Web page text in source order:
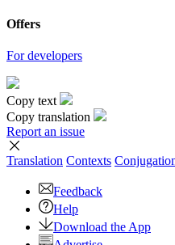
Offers
For developers
Copy text
Copy translation
Report an issue
Translation Contexts
Feedback
Help
Download the App